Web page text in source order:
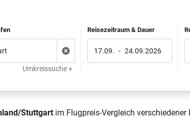
Umkreissuche +
Reisezeitraum & Dauer
17.09. - 24.09.2026
Stuttgart im Flugpreis-Vergleich